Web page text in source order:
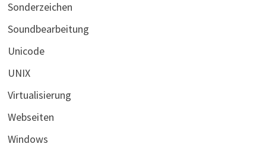
Sonderzeichen
Soundbearbeitung
Unicode
UNIX
Virtualisierung
Webseiten
Windows